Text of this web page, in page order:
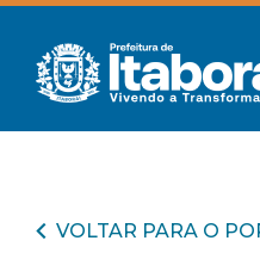
VOLTAR PARA O